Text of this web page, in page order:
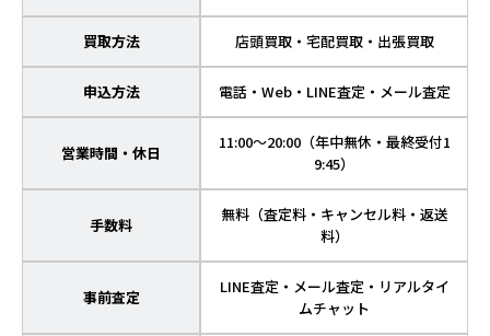
買取方法 店頭買取・宅配買取・出張買取
申込方法 電話・Web・LINE査定・メール査定
営業時間・休日
11:00～20:00（年中無休・最終受付1
9:45）
手数料
無料（査定料・キャンセル料・返送
料）
事前査定
LINE査定・メール査定・リアルタイ
ムチャット